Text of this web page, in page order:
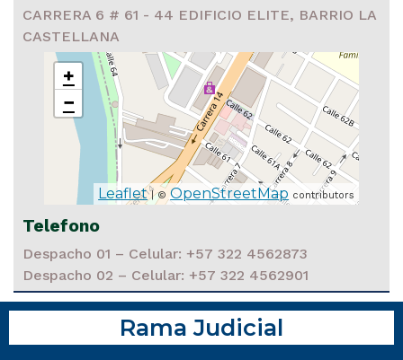
CARRERA 6 # 61 - 44 EDIFICIO ELITE, BARRIO LA
CASTELLANA
+
−
Leaflet| ©OpenStreetMap contributors
Telefono
Despacho 01 – Celular: +57 322 4562873
Despacho 02 – Celular: +57 322 4562901
Rama Judicial